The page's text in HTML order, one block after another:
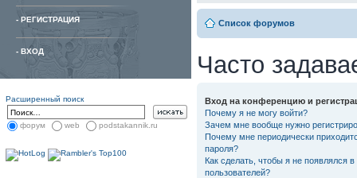
- РЕГИСТРАЦИЯ
- ВХОД
Расширенный поиск
форум web podstakannik.ru
Список форумов
Часто
Вход на конференцию и
Почему я не могу войти?
Зачем мне вообще нужно
Почему мне периодически
пароля?
Как сделать, чтобы я не появлялся
пользователей?